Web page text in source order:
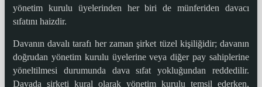
yönetim kurulu üyelerinden her biri de münferiden davacı
sıfatını haizdir.
Davanın davalı tarafı her zaman şirket tüzel kişiliğidir; davanın
doğrudan yönetim kurulu üyelerine veya diğer pay sahiplerine
yöneltilmesi durumunda dava sıfat yokluğundan reddedilir.
Davada şirketi kural olarak yönetim kurulu temsil ederken,